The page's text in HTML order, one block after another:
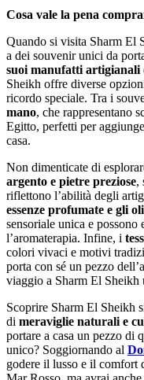
Cosa vale la pena
Quando si visita Sharm El
a dei souvenir unici da
suoi manufatti artigianali
Sheikh offre diverse
ricordo speciale. Tra i
mano, che rappresentano
Egitto, perfetti per
casa.
Non dimenticate di
argento e pietre preziose,
riflettono l’abilità degli
essenze profumate e gli
sensoriale unica e
l’aromaterapia. Infine, i
colori vivaci e motivi
porta con sé un pezzo
viaggio a Sharm El Sheikh
Scoprire Sharm El Sheikh
di meraviglie naturali e
portare a casa un pezzo di
unico? Soggiornando al
godere il lusso e il comfort